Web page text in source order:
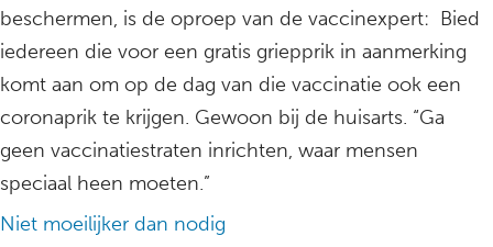
beschermen, is de oproep van de vaccinexpert: Bied
iedereen die voor een gratis griepprik in aanmerking
komt aan om op de dag van die vaccinatie ook een
coronaprik te krijgen. Gewoon bij de huisarts. “Ga
geen vaccinatiestraten inrichten, waar mensen
speciaal heen moeten.”
Niet moeilijker dan nodig